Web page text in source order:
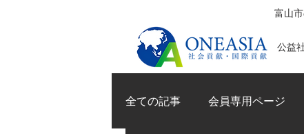
富山
公益
全ての記事 会員専用ページ